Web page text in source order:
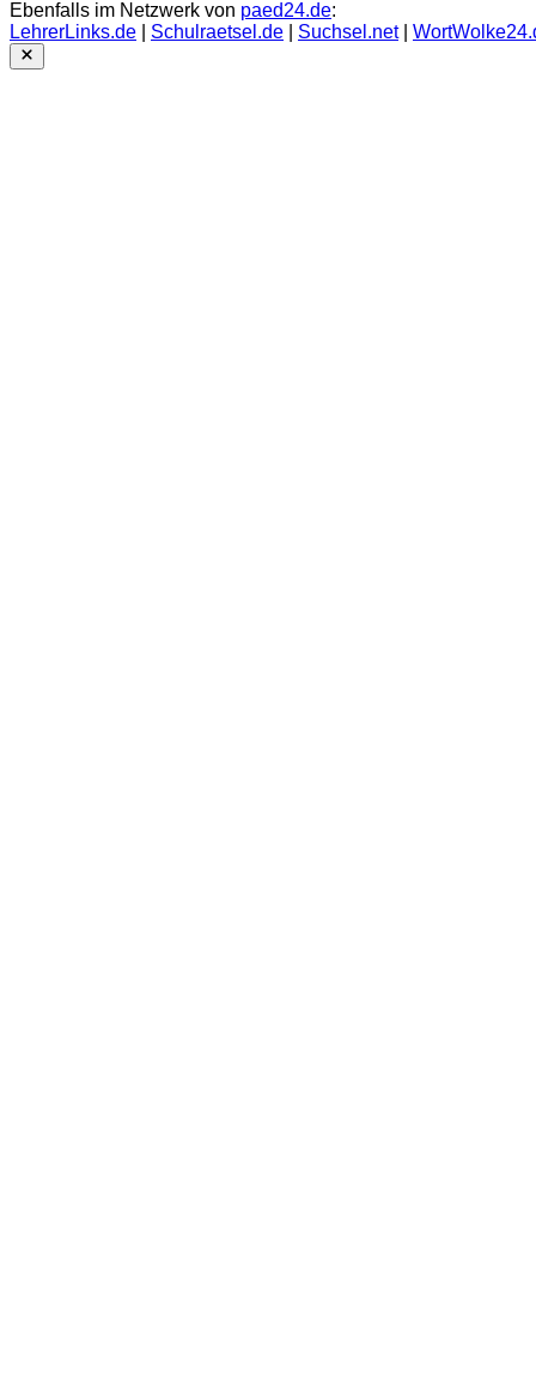
Ebenfalls im Netzwerk von paed24.de:
LehrerLinks.de
Schulraetsel.de Suchsel.net|
Close